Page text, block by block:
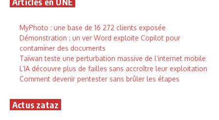
MyPhoto : une base de 16 272 clients exposée
Démonstration : un ver Word exploite Copilot pour
contaminer des documents
Taïwan teste une perturbation massive de l’internet mobile
L’IA découvre plus de failles sans accroître leur exploitation
Comment devenir pentester sans brûler les étapes
Actus zataz